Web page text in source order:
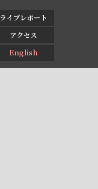
ライブレポート
アクセス
English